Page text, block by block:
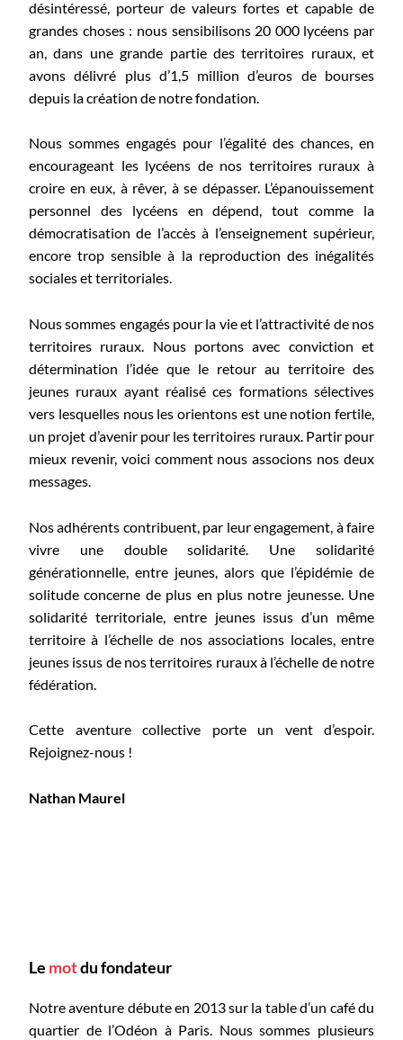
désintéressé, porteur de valeurs fortes et capable de
grandes choses : nous sensibilisons 20 000 lycéens par
an, dans une grande partie des territoires ruraux, et
avons délivré plus d’1,5 million d’euros de bourses
depuis la création de notre fondation.
Nous sommes engagés pour l’égalité des chances, en
encourageant les lycéens de nos territoires ruraux à
croire en eux, à rêver, à se dépasser. L’épanouissement
personnel des lycéens en dépend, tout comme la
démocratisation de l’accès à l’enseignement supérieur,
encore trop sensible à la reproduction des inégalités
sociales et territoriales.
Nous sommes engagés pour la vie et l’attractivité de nos
territoires ruraux. Nous portons avec conviction et
détermination l’idée que le retour au territoire des
jeunes ruraux ayant réalisé ces formations sélectives
vers lesquelles nous les orientons est une notion fertile,
un projet d’avenir pour les territoires ruraux. Partir pour
mieux revenir, voici comment nous associons nos deux
messages.
Nos adhérents contribuent, par leur engagement, à faire
vivre une double solidarité. Une solidarité
générationnelle, entre jeunes, alors que l’épidémie de
solitude concerne de plus en plus notre jeunesse. Une
solidarité territoriale, entre jeunes issus d’un même
territoire à l’échelle de nos associations locales, entre
jeunes issus de nos territoires ruraux à l’échelle de notre
fédération.
Cette aventure collective porte un vent d’espoir.
Rejoignez-nous !
Nathan Maurel
Le motdu fondateur
Notre aventure débute en 2013 sur la table d’un café du
quartier de l’Odéon à Paris. Nous sommes plusieurs